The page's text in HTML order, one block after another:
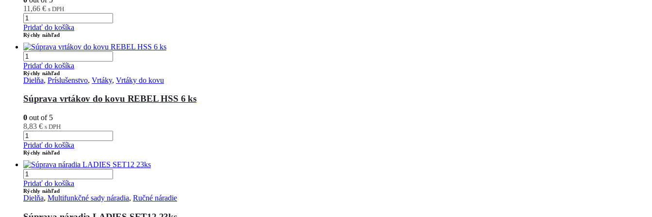
11,66 € s DPH
Pridať do košíka
Rýchly náhľad
Pridať do košíka
Rýchly náhľad
Dielňa, Príslušenstvo, Vrtáky, Vrtáky do kovu
Súprava vrtákov do kovu REBEL HSS 6 ks
0 out of 5
8,83 € s DPH
Pridať do košíka
Rýchly náhľad
Pridať do košíka
Rýchly náhľad
Dielňa, Multifunkčné sady náradia, Ručné náradie